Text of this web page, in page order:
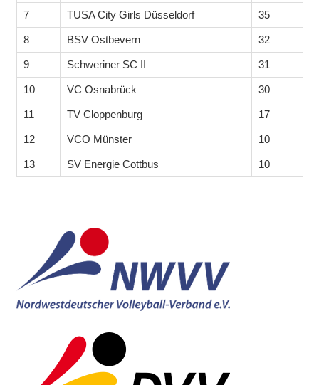
7 TUSA City Girls Düsseldorf 35
8 BSV Ostbevern 32
9 Schweriner SC II 31
10 VC Osnabrück 30
11 TV Cloppenburg 17
12 VCO Münster 10
13 SV Energie Cottbus 10